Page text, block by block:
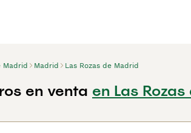
Madrid Madrid Las Rozas de Madrid
en venta en Las